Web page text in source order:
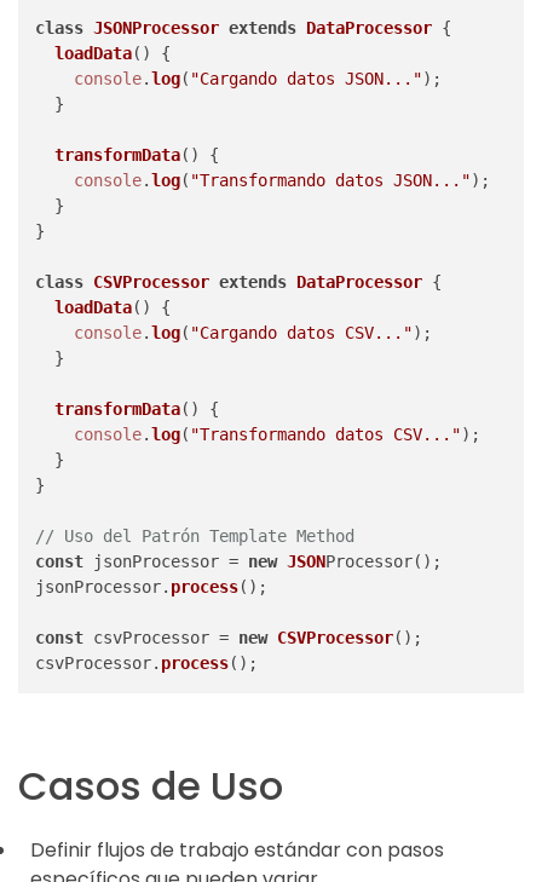
class JSONProcessor extends DataProcessor {
loadData( ) {
console.log( "Cargando datos JSON...");
  }
transformData( ) {
console.log( "Transformando datos JSON...");
  }
}
class CSVProcessor extends DataProcessor {
loadData( ) {
console.log( "Cargando datos CSV...");
  }
transformData( ) {
console.log( "Transformando datos CSV...");
  }
}
// Uso del Patrón Template Method
const jsonProcessor = new JSONProcessor();
jsonProcessor. process();
const csvProcessor = new CSVProcessor();
csvProcessor. process
Casos de Uso
Definir flujos de trabajo estándar con pasos